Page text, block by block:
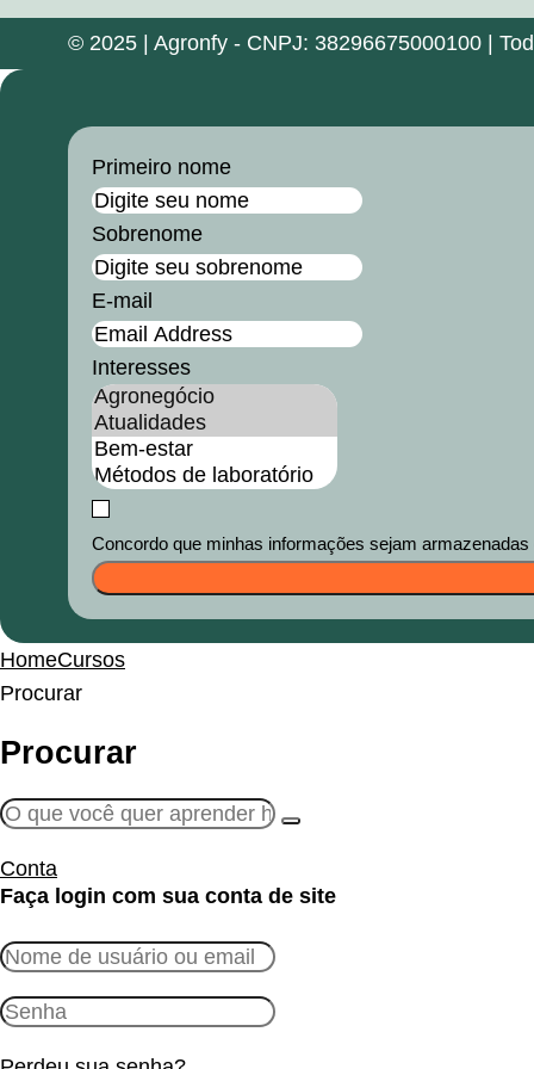
© 2025 | Agronfy - CNPJ: 38296675000100 |
Primeiro nome
Sobrenome
E-mail
Interesses
Concordo que minhas informações sejam
HomeCursos
Procurar
Procurar
Conta
Faça login com sua conta de site